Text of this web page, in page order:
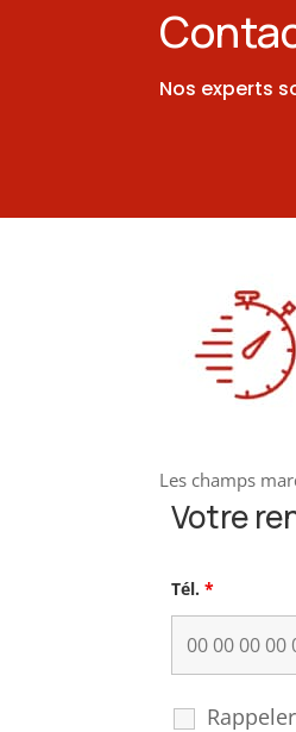
Nos experts
Les champs
Votre
Tél.*